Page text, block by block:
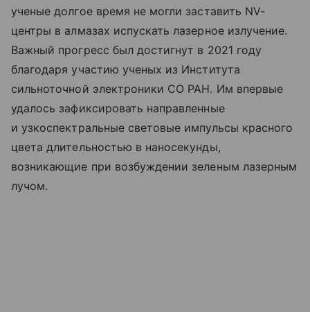
ученые долгое время не могли заставить NV-
центры в алмазах испускать лазерное излучение.
Важный прогресс был достигнут в 2021 году
благодаря участию ученых из Института
сильноточной электроники СО РАН. Им впервые
удалось зафиксировать направленные
и узкоспектральные световые импульсы красного
цвета длительностью в наносекунды,
возникающие при возбуждении зеленым лазерным
лучом.